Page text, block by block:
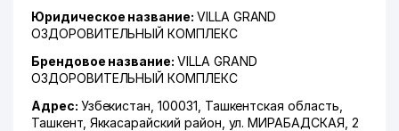
Юридическое название: VILLA GRAND
ОЗДОРОВИТЕЛЬНЫЙ КОМПЛЕКС
Брендовое название: VILLA GRAND
ОЗДОРОВИТЕЛЬНЫЙ КОМПЛЕКС
Адрес: Узбекистан, 100031, Ташкентская область
Ташкент, Яккасарайский район ул. МИРАБАДСКАЯ , 2